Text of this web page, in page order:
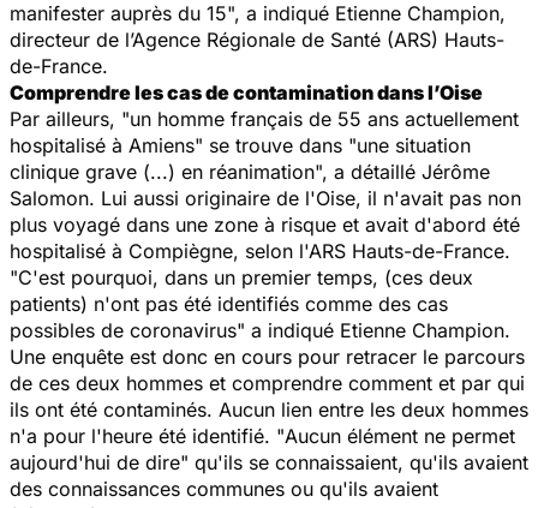
manifester auprès du 15", a indiqué Etienne Champion,
directeur de l’Agence Régionale de Santé (ARS) Hauts-
de-France.
Comprendre les cas de contamination dans l’Oise
Par ailleurs, "un homme français de 55 ans actuellement
hospitalisé à Amiens" se trouve dans "une situation
clinique grave (...) en réanimation", a détaillé Jérôme
Salomon. Lui aussi originaire de l'Oise, il n'avait pas non
plus voyagé dans une zone à risque et avait d'abord été
hospitalisé à Compiègne, selon l'ARS Hauts-de-France.
"C'est pourquoi, dans un premier temps, (ces deux
patients) n'ont pas été identifiés comme des cas
possibles de coronavirus" a indiqué Etienne Champion.
Une enquête est donc en cours pour retracer le parcours
de ces deux hommes et comprendre comment et par qui
ils ont été contaminés. Aucun lien entre les deux hommes
n'a pour l'heure été identifié. "Aucun élément ne permet
aujourd'hui de dire" qu'ils se connaissaient, qu'ils avaient
des connaissances communes ou qu'ils avaient